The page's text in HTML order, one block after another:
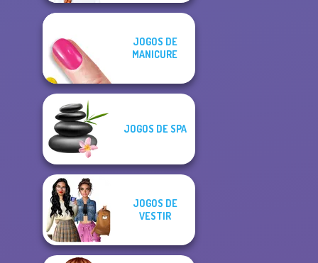
JOGOS DE
MANICURE
JOGOS DE SPA
JOGOS DE
VESTIR